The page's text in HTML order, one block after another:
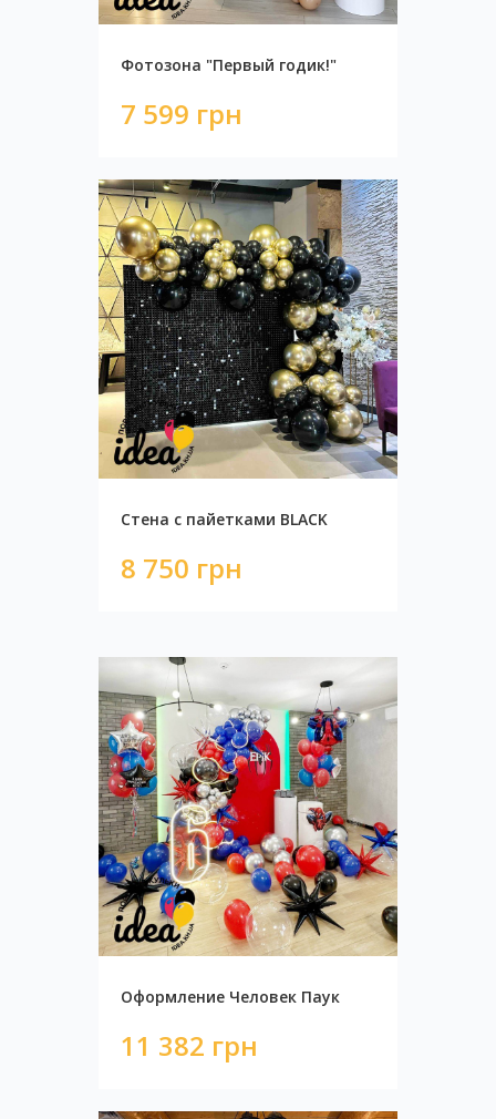
9 535 грн
Фотозона Белое Золото
4 450 грн
Фотозона "Первый годик!"
7 599 грн
Стена с пайетками BLACK
8 750 грн
Оформление Человек Паук
11 382 грн